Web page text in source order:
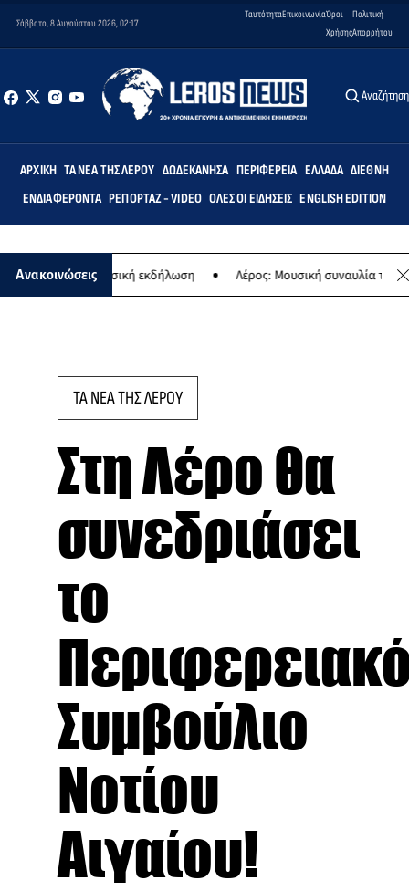
Σάββατο, 8 Αυγούστου 2026, 02:17
ΤαυτότηταΕπικοινωνίαΌροι
Χρήσης
Πολιτική
Απορρήτου
Αναζήτηση
ΑΡΧΙΚΉ ΤΑ ΝΈΑ ΤΗΣ ΛΈΡΟΥ ΔΩΔΕΚΆΝΗΣΑ ΠΕΡΙΦΈΡΕΙΑ ΕΛΛΆΔΑ ΔΙΕΘΝΉ
ΕΝΔΙΑΦΈΡΟΝΤΑ ΡΕΠΟΡΤΆΖ - VIDEO ΌΛΕΣ ΟΙ ΕΙΔΉΣΕΙΣ ENGLISH EDITION
Ανακοινώσεις
- Μουσική εκδήλωση Λέρος: Μουσική συναυλία των
ΤΑ ΝΕΑ ΤΗΣ ΛΕΡΟΥ
Στη Λέρο θα
συνεδριάσει
το
Συμβούλιο
Νοτίου
Αιγαίου!